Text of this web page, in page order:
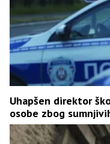
Uhapšen direktor
osobe zbog